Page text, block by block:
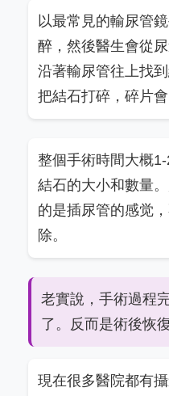
以最常見的輸尿管
醉，然後醫生會從
沿著輸尿管往上找
把結石打碎，碎片
整個手術時間大概
結石的大小和數量
的是插尿管的感觉
除。
老實說，手術過程
了。反而是術後恢
現在很多醫院都有